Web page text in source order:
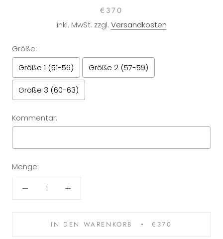
€370
inkl. MwSt. zzgl. Versandkosten
Größe:
Größe 1 (51-56)
Größe 2 (57-59)
Größe 3 (60-63)
Kommentar:
Selection will add
Menge:
IN DEN WARENKORB €370